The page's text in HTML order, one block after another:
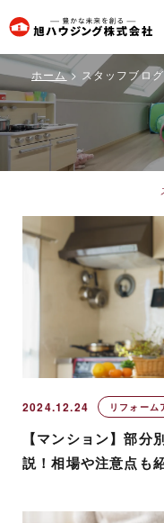
旭
ハ
ウ
ジ
ン
グ
会
ホーム スタッフブログ
2024.12.24 リフォーム
【マンション】部
説！相場や注意点も